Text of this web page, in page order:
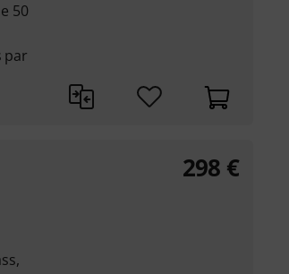
50
par
298 €